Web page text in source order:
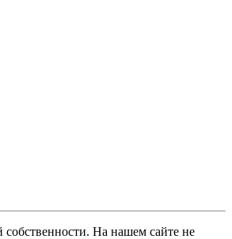
На нашем сайте не